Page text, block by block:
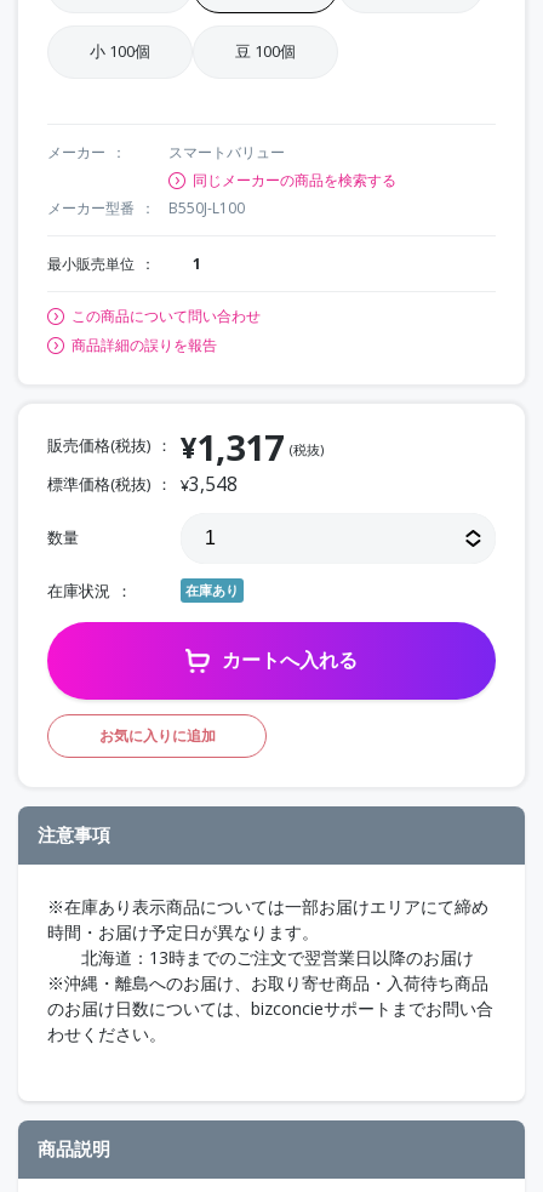
小 100個 豆 100個
メーカー
スマートバリュー
同じメーカーの商品を検索する
メーカー型番
B550J-L100
最小販売単位 1
この商品について問い合わせ
商品詳細の誤りを報告
販売価格(税抜) ¥1,317 (税抜)
標準価格(税抜) ¥3,548
数量
在庫状況 在庫あり
カートへ入れる
お気に入りに追加
注意事項
※在庫あり表示商品については一部お届けエリアにて締め
時間・お届け予定日が異なります。
北海道：13時までのご注文で翌営業日以降のお届け
※沖縄・離島へのお届け、お取り寄せ商品・入荷待ち商品
のお届け日数については、bizconcieサポートまでお問い合
わせください。
商品説明